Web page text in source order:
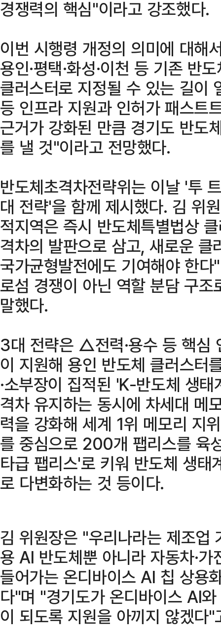
경쟁력의 핵심"이라고 강조했다.
이번 시행령 개정의 의미에 대해
용인·평택·화성·이천 등 기존 반
클러스터로 지정될 수 있는 길이
등 인프라 지원과 인허가 패스트
근거가 강화된 만큼 경기도 반도
를 낼 것"이라고 전망했다.
반도체초격차전략위는 이날 '투
대 전략'을 함께 제시했다. 김 위
적지역은 즉시 반도체특별법상
격차의 발판으로 삼고, 새로운
국가균형발전에도 기여해야 한
로섬 경쟁이 아닌 역할 분담 구
말했다.
3대 전략은 △전력·용수 등 핵심
이 지원해 용인 반도체 클러스터
·소부장이 집적된 'K-반도체 생
격차 유지하는 동시에 차세대 메
력을 강화해 세계 1위 메모리 지
를 중심으로 200개 팹리스를
타급 팹리스'로 키워 반도체 생태
로 다변화하는 것 등이다.
김 위원장은 "우리나라는 제조업
용 AI 반도체뿐 아니라 자동차·
들어가는 온디바이스 AI 칩 상용
다"며 "경기도가 온디바이스 AI
이 되도록 지원을 아끼지 않겠다"